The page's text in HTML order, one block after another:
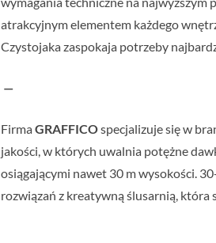
atrakcyjnym elementem każdego
Czystojaka zaspokaja potrzeby
—
FirmaGRAFFICOspecjalizuje się w
jakości, w których uwalnia potężne
osiągającymi nawet 30 m wysokości.
rozwiązań z kreatywną ślusarnią, która